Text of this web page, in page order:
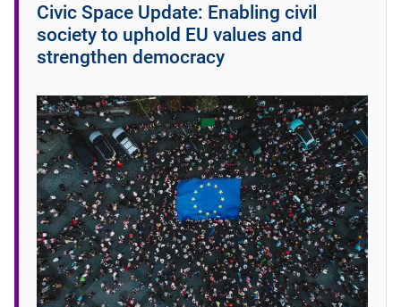
​​Civic Space Update: Enabling civil
society to uphold EU values and
strengthen democracy